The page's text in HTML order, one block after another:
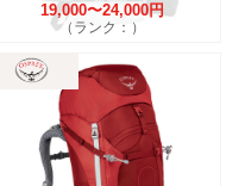
19,000〜24,000円
（ランク：）